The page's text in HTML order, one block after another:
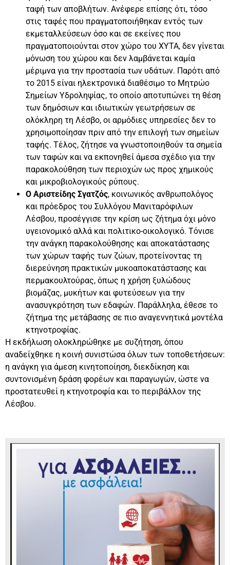
ταφή των αποβλήτων. Ανέφερε επίσης ότι, τόσο
στις ταφές που πραγματοποιήθηκαν εντός των
εκμεταλλεύσεων όσο και σε εκείνες που
πραγματοποιούνται στον χώρο του ΧΥΤΑ, δεν γίνεται
μόνωση του χώρου και δεν λαμβάνεται καμία
μέριμνα για την προστασία των υδάτων. Παρότι από
το 2015 είναι ηλεκτρονικά διαθέσιμο το Μητρώο
Σημείων Υδροληψίας, το οποίο αποτυπώνει τη θέση
των δημόσιων και ιδιωτικών γεωτρήσεων σε
ολόκληρη τη Λέσβο, οι αρμόδιες υπηρεσίες δεν το
χρησιμοποίησαν πριν από την επιλογή των σημείων
ταφής. Τέλος, ζήτησε να γνωστοποιηθούν τα σημεία
των ταφών και να εκπονηθεί άμεσα σχέδιο για την
παρακολούθηση των περιοχών ως προς χημικούς
και μικροβιολογικούς ρύπους.
Ο Αριστείδης Σγατζός, κοινωνικός ανθρωπολόγος
και πρόεδρος του Συλλόγου Μανιταρόφιλων
Λέσβου, προσέγγισε την κρίση ως ζήτημα όχι μόνο
υγειονομικό αλλά και πολιτικο-οικολογικό. Τόνισε
την ανάγκη παρακολούθησης και αποκατάστασης
των χώρων ταφής των ζώων, προτείνοντας τη
διερεύνηση πρακτικών μυκοαποκατάστασης και
περμακουλτούρας, όπως η χρήση ξυλώδους
βιομάζας, μυκήτων και φυτεύσεων για την
ανασυγκρότηση των εδαφών. Παράλληλα, έθεσε το
ζήτημα της μετάβασης σε πιο αναγεννητικά μοντέλα
κτηνοτροφίας.
Η εκδήλωση ολοκληρώθηκε με συζήτηση, όπου
αναδείχθηκε η κοινή συνιστώσα όλων των τοποθετήσεων:
η ανάγκη για άμεση κινητοποίηση, διεκδίκηση και
συντονισμένη δράση φορέων και παραγωγών, ώστε να
προστατευθεί η κτηνοτροφία και το περιβάλλον της
Λέσβου.